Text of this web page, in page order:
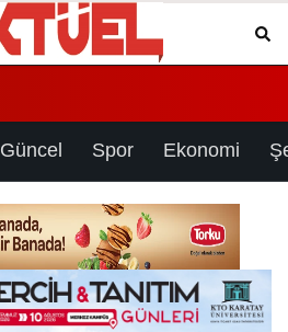
Güncel Spor Ekonomi